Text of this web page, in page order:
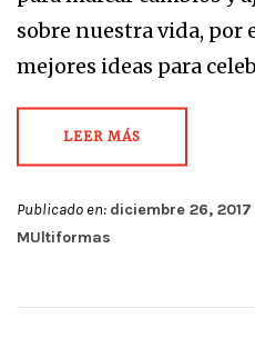
sobre nuestra vida, por
mejores ideas para
LEER MÁS
Publicado en: diciembre 26, 2017
MUltiformas